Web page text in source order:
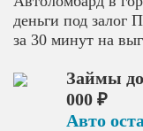
деньги под залог
за 30 минут на
Займы
000 ₽
Авто